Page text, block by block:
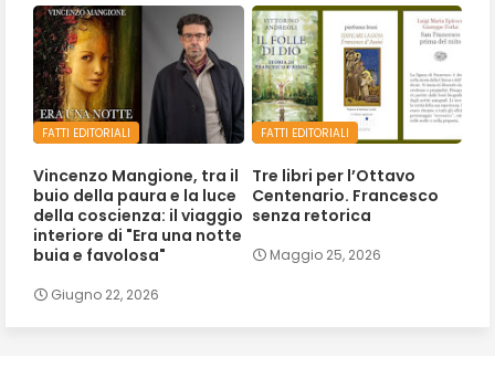
FATTI EDITORIALI
Vincenzo Mangione, tra il
buio della paura e la luce
della coscienza: il viaggio
interiore di "Era una notte
buia e favolosa"
Giugno 22, 2026
FATTI EDITORIALI
Tre libri per l’Ottavo
Centenario. Francesco
senza retorica
Maggio 25, 2026